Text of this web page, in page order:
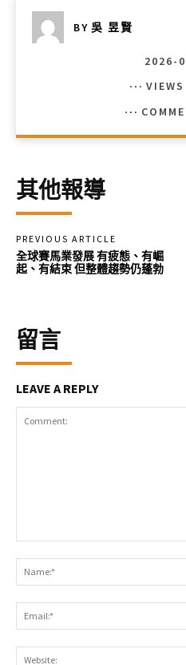
BY 吳 昱賢
2026-
VIEWS
其他報導
PREVIOUS ARTICLE
全球賽馬業發展 有疲態、有崛
起、有結束 但整體趨勢仍蓬勃
留言
LEAVE A REPLY